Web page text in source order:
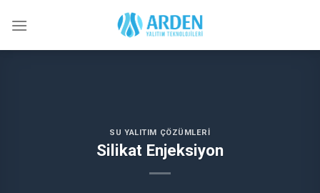
SU YALITIM ÇÖZÜMLERI
Silikat Enjeksiyon